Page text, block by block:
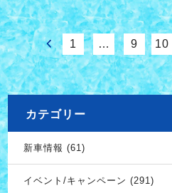
1 … 9 10
カテゴリー
新車情報 (61)
イベント/キャンペーン (291)